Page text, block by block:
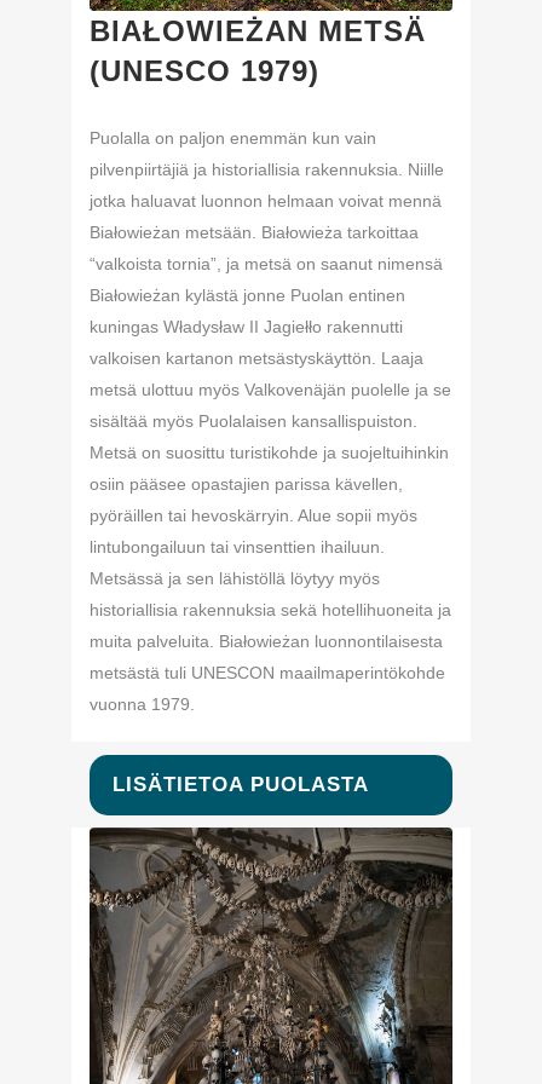
BIAŁOWIEŻAN METSÄ
(UNESCO 1979)
Puolalla on paljon enemmän kun vain
pilvenpiirtäjiä ja historiallisia rakennuksia. Niille
jotka haluavat luonnon helmaan voivat mennä
Białowieżan metsään. Białowieża tarkoittaa
“valkoista tornia”, ja metsä on saanut nimensä
Białowieżan kylästä jonne Puolan entinen
kuningas Władysław II Jagiełło rakennutti
valkoisen kartanon metsästyskäyttön. Laaja
metsä ulottuu myös Valkovenäjän puolelle ja se
sisältää myös Puolalaisen kansallispuiston.
Metsä on suosittu turistikohde ja suojeltuihinkin
osiin pääsee opastajien parissa kävellen,
pyöräillen tai hevoskärryin. Alue sopii myös
lintubongailuun tai vinsenttien ihailuun.
Metsässä ja sen lähistöllä löytyy myös
historiallisia rakennuksia sekä hotellihuoneita ja
muita palveluita. Białowieżan luonnontilaisesta
metsästä tuli UNESCON maailmaperintökohde
vuonna 1979.
LISÄTIETOA PUOLASTA